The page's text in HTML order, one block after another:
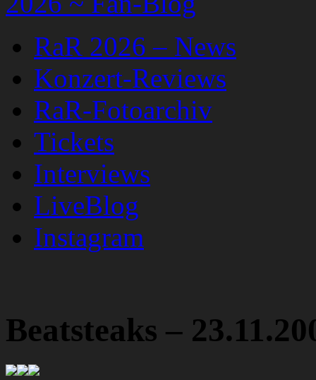
RaR 2026 – News
Konzert-Reviews
RaR-Fotoarchiv
Tickets
Interviews
LiveBlog
Instagram
Beatsteaks –